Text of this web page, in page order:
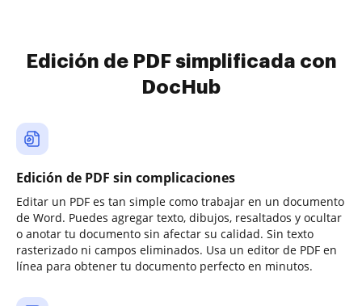
Edición de PDF simplificada con
DocHub
Edición de PDF sin complicaciones
Editar un PDF es tan simple como trabajar en un documento
de Word. Puedes agregar texto, dibujos, resaltados y ocultar
o anotar tu documento sin afectar su calidad. Sin texto
rasterizado ni campos eliminados. Usa un editor de PDF en
línea para obtener tu documento perfecto en minutos.